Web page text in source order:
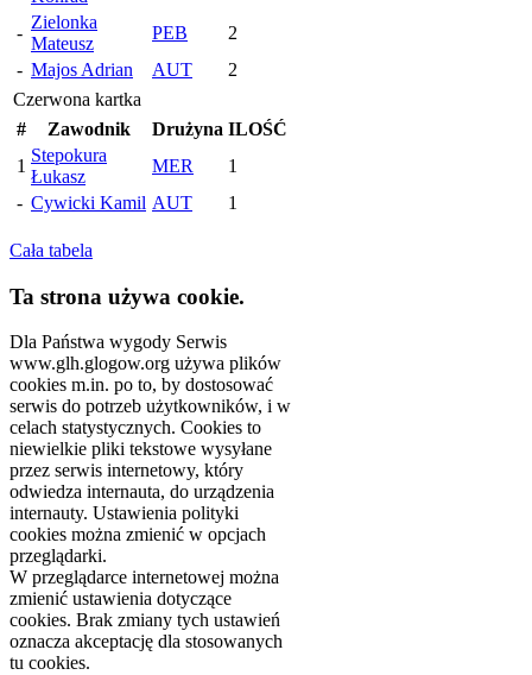
-
Zielonka
Mateusz
PEB
2
- Majos Adrian AUT
2
Czerwona kartka
#
Zawodnik Drużyna ILOŚĆ
1
Stepokura
Łukasz
MER
1
- Cywicki Kamil AUT 1
Cała tabela
Ta strona używa cookie.
Dla Państwa wygody Serwis
www.glh.glogow.org używa plików
cookies m.in. po to, by dostosować
serwis do potrzeb użytkowników, i w
celach statystycznych. Cookies to
niewielkie pliki tekstowe wysyłane
przez serwis internetowy, który
odwiedza internauta, do urządzenia
internauty. Ustawienia polityki
cookies można zmienić w opcjach
przeglądarki.
W przeglądarce internetowej można
zmienić ustawienia dotyczące
cookies. Brak zmiany tych ustawień
oznacza akceptację dla stosowanych
tu cookies.